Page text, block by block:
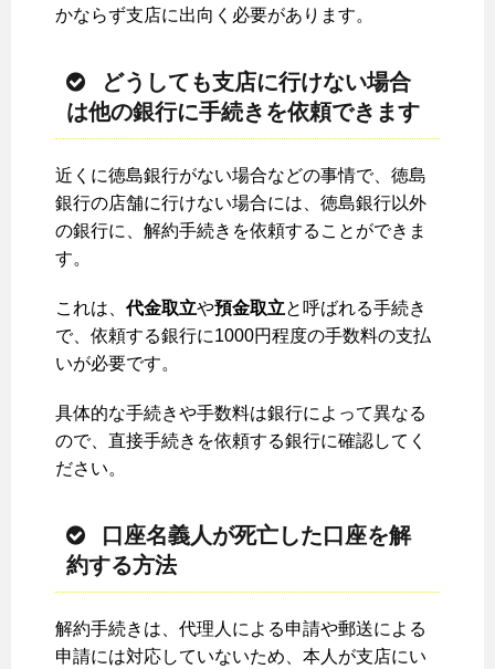
かならず支店に出向く必要があります。
どうしても支店に行けない場合
は他の銀行に手続きを依頼できます
近くに徳島銀行がない場合などの事情で、徳島
銀行の店舗に行けない場合には、徳島銀行以外
の銀行に、解約手続きを依頼することができま
す。
これは、代金取立や預金取立と呼ばれる手続き
で、依頼する銀行に1000円程度の手数料の支払
いが必要です。
具体的な手続きや手数料は銀行によって異なる
ので、直接手続きを依頼する銀行に確認してく
ださい。
口座名義人が死亡した口座を解
約する方法
解約手続きは、代理人による申請や郵送による
申請には対応していないため、本人が支店にい